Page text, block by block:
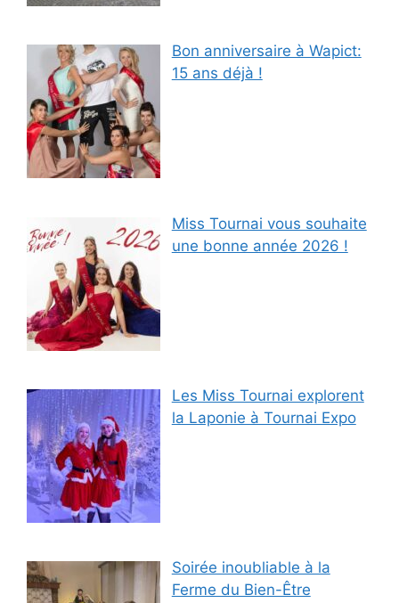
Bon anniversaire à Wapict:
15 ans déjà !
Miss Tournai vous souhaite
une bonne année 2026 !
Les Miss Tournai explorent
la Laponie à Tournai Expo
Soirée inoubliable à la
Ferme du Bien-Être